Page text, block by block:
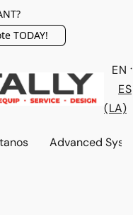
TODAY!
EN
ES
(LA)
Advanced